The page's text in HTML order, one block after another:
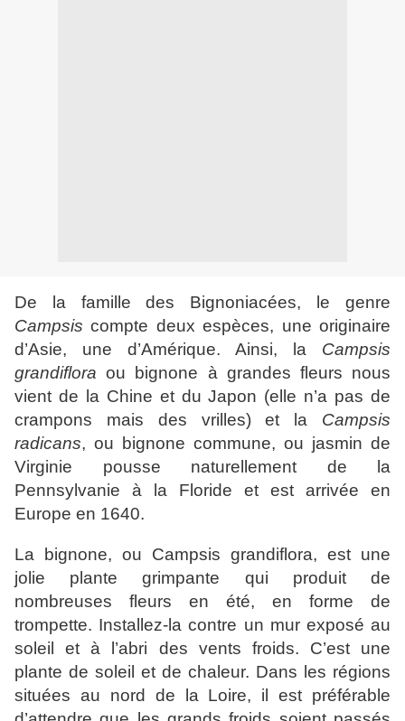
De la famille des Bignoniacées, le genre
Campsis compte deux espèces, une originaire
d’Asie, une d’Amérique. Ainsi, la Campsis
grandiflora ou bignone à grandes fleurs nous
vient de la Chine et du Japon (elle n’a pas de
crampons mais des vrilles) et la Campsis
radicans, ou bignone commune, ou jasmin de
Virginie pousse naturellement de la
Pennsylvanie à la Floride et est arrivée en
Europe en 1640.
La bignone, ou Campsis grandiflora, est une
jolie plante grimpante qui produit de
nombreuses fleurs en été, en forme de
trompette. Installez-la contre un mur exposé au
soleil et à l’abri des vents froids. C’est une
plante de soleil et de chaleur. Dans les régions
situées au nord de la Loire, il est préférable